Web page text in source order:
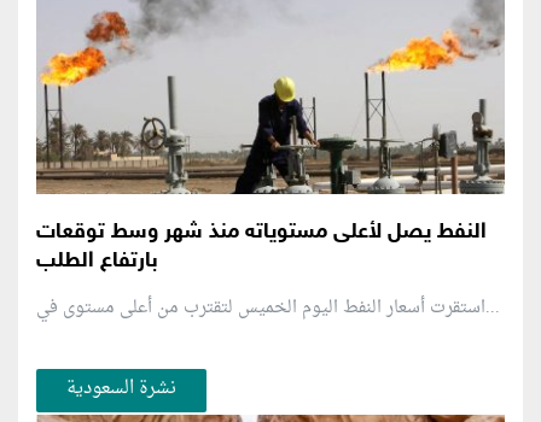
النفط يصل لأعلى مستوياته منذ شهر وسط توقعات
بارتفاع الطلب
استقرت أسعار النفط اليوم الخميس لتقترب من أعلى مستوى في...
نشرة السعودية